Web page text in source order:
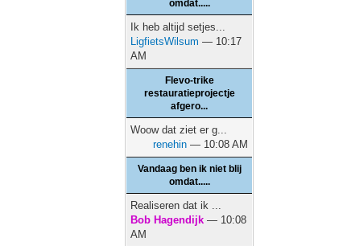
omdat.....
Ik heb altijd setjes...
LigfietsWilsum — 10:17
AM
Flevo-trike
restauratieprojectje
afgero...
Woow dat ziet er g...
renehin — 10:08 AM
Vandaag ben ik niet blij
omdat.....
Realiseren dat ik ...
Bob Hagendijk — 10:08
AM